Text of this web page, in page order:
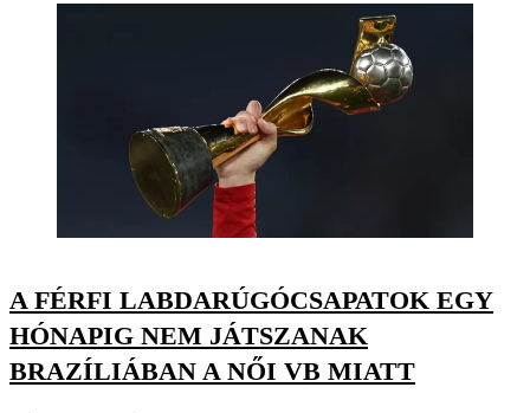
A FÉRFI LABDARÚGÓCSAPATOK EGY
HÓNAPIG NEM JÁTSZANAK
BRAZÍLIÁBAN A NŐI VB MIATT